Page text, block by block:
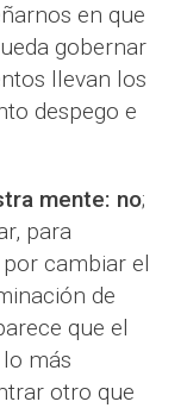
en que
gobernar
llevan los
despego e
mente: no;
para
cambiar el
de
que el
más
otro que